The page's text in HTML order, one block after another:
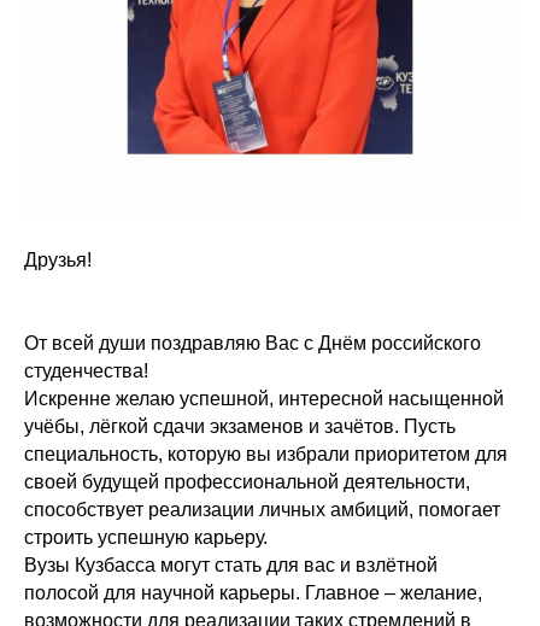
Друзья!
От всей души поздравляю Вас с Днём российского
студенчества!
Искренне желаю успешной, интересной насыщенной
учёбы, лёгкой сдачи экзаменов и зачётов. Пусть
специальность, которую вы избрали приоритетом для
своей будущей профессиональной деятельности,
способствует реализации личных амбиций, помогает
строить успешную карьеру.
Вузы Кузбасса могут стать для вас и взлётной
полосой для научной карьеры. Главное – желание,
возможности для реализации таких стремлений в